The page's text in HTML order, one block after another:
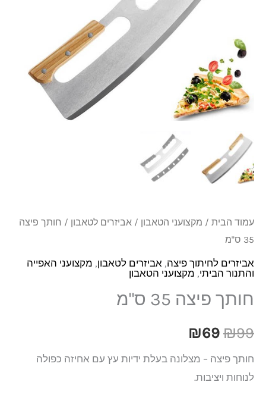
עמוד הבית / מקצועני הטאבון / אביזרים לטאבון / חותך פיצה
35 ס"מ
אביזרים לחיתוך פיצה, אביזרים לטאבון, מקצועני האפייה
והתנור הביתי, מקצועני הטאבון
חותך פיצה 35 ס"מ
₪99
₪99.
₪69
₪69.
חותך פיצה – מצלונה בעלת ידיות עץ עם אחיזה כפולה
לנוחות ויציבות.